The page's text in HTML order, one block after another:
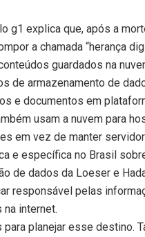
g1 explica que, após a
a chamada “herança
guardados na
de armazenamento de
e documentos em
usam a nuvem para
em vez de manter
e específica no Brasil
de dados da Loeser e
responsável pelas
internet.
planejar esse destino.